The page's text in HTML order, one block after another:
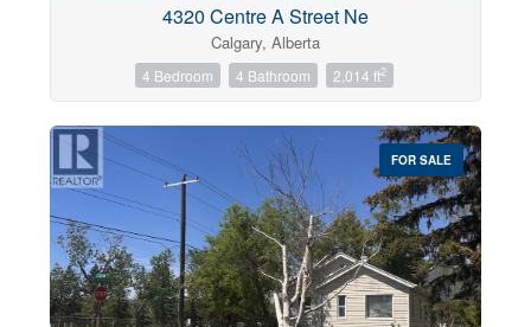
4320 Centre A Street Ne
Calgary, Alberta
4 Bedroom 4 Bathroom 2,014 ft2
FOR SALE